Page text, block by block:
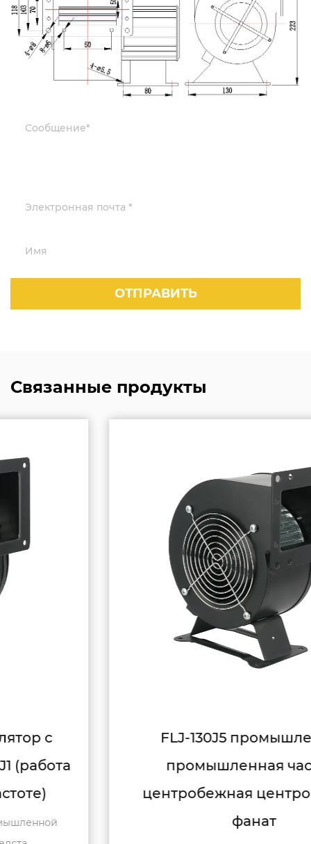
Связанные продукты
FLJ-130J5 промышленная
промышленная частота
центробежная центробежная